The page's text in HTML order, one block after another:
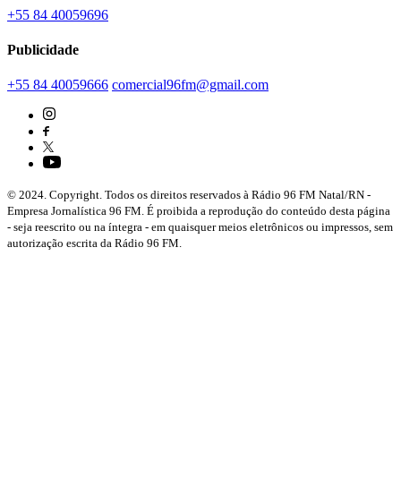
+55 84 40059696
Publicidade
+55 84 40059666 comercial96fm@gmail.com
© 2024. Copyright. Todos os direitos reservados à Rádio 96 FM Natal/RN -
Empresa Jornalística 96 FM. É proibida a reprodução do conteúdo desta página
- seja reescrito ou na íntegra - em quaisquer meios eletrônicos ou impressos, sem
autorização escrita da Rádio 96 FM.